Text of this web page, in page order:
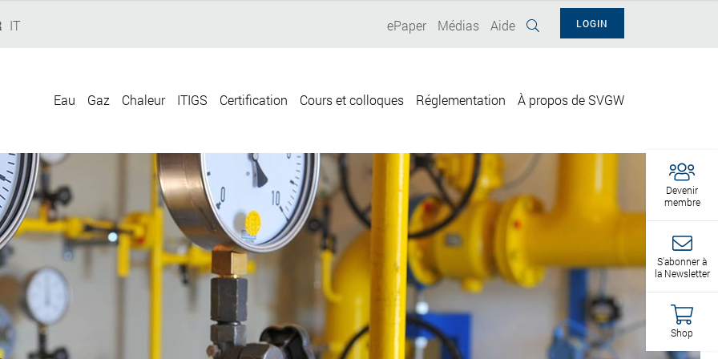
Devenir
membre
S'abonner à
la Newsletter
Shop
IT LOGIN
ePaper Médias Aide
Eau Gaz Chaleur ITIGS Certification Cours et colloques Réglementation À propos de SVGW